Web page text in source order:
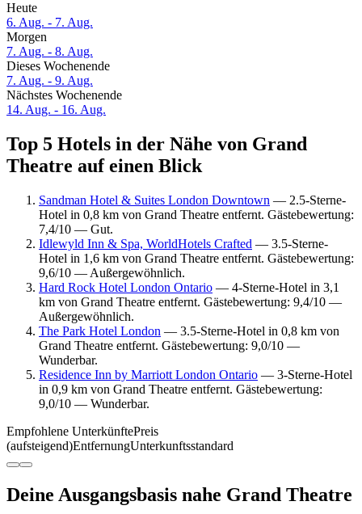
Heute
6. Aug. - 7. Aug.
Morgen
7. Aug. - 8. Aug.
Dieses Wochenende
7. Aug. - 9. Aug.
Nächstes Wochenende
14. Aug. - 16. Aug.
Top 5 Hotels in der Nähe von Grand
Theatre auf einen Blick
Sandman Hotel & Suites London Downtown — 2.5-Sterne-
Hotel in 0,8 km von Grand Theatre entfernt. Gästebewertung:
7,4/10 — Gut.
Idlewyld Inn & Spa, WorldHotels Crafted — 3.5-Sterne-
Hotel in 1,6 km von Grand Theatre entfernt. Gästebewertung:
9,6/10 — Außergewöhnlich.
Hard Rock Hotel London Ontario — 4-Sterne-Hotel in 3,1
km von Grand Theatre entfernt. Gästebewertung: 9,4/10 —
Außergewöhnlich.
The Park Hotel London — 3.5-Sterne-Hotel in 0,8 km von
Grand Theatre entfernt. Gästebewertung: 9,0/10 —
Wunderbar.
Residence Inn by Marriott London Ontario — 3-Sterne-Hotel
in 0,9 km von Grand Theatre entfernt. Gästebewertung:
9,0/10 — Wunderbar.
Empfohlene UnterkünftePreis
(aufsteigend)EntfernungUnterkunftsstandard
Deine Ausgangsbasis nahe Grand Theatre